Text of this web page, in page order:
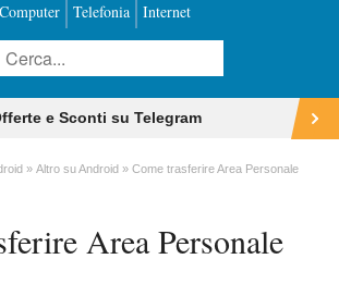
Computer Telefonia Internet
e Sconti su Telegram
Altro su Android
Come trasferire Area Personale
Area Personale